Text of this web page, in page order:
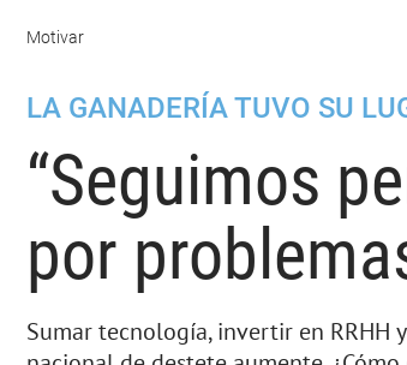
Motivar
LA GANADERÍA TUVO SU
“Seguimos
por
Sumar tecnología, invertir en RRHH